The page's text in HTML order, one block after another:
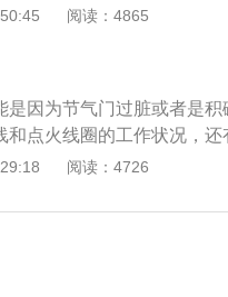
在驾驶汽车的过程中发动
机的压缩比增大，发动机
发动机在工作的过程中，产
在怠速的状态下就会出现
过程中会产生比较高的温
现爆震的现象，另外，火
阅读：4865
是因为节气门过脏或者是
和点火线圈的工作状况，
的过程中发动机出现抖动
内部会受到非常大的压力
阅读：4726